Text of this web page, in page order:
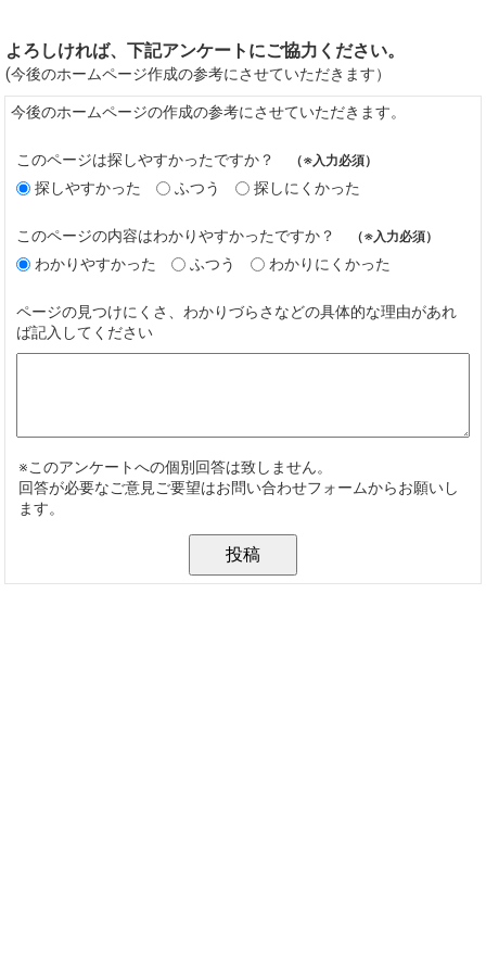
よろしければ、下記アンケートにご協力ください。
(今後のホームページ作成の参考にさせていただきます）
今後のホームページの作成の参考にさせていただきます。
このページは探しやすかったですか？ （※入力必須）
探しやすかった ふつう 探しにくかった
このページの内容はわかりやすかったですか？ （※入力必須）
わかりやすかった ふつう わかりにくかった
ページの見つけにくさ、わかりづらさなどの具体的な理由があれ
ば記入してください
※このアンケートへの個別回答は致しません。
回答が必要なご意見ご要望はお問い合わせフォームからお願いし
ます。